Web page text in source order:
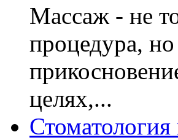
Массаж - не
процедура,
целях,...